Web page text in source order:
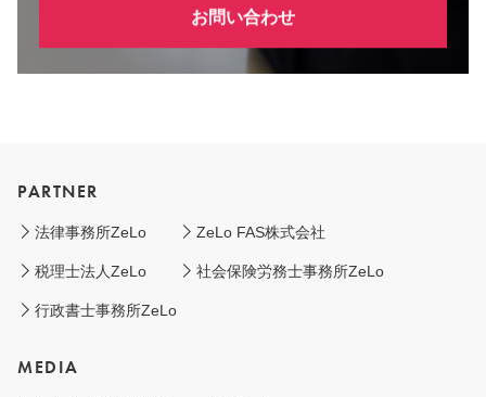
お問い合わせ
PARTNER
法律事務所ZeLo ZeLo FAS株式会社
税理士法人ZeLo 社会保険労務士事務所ZeLo
行政書士事務所ZeLo
MEDIA